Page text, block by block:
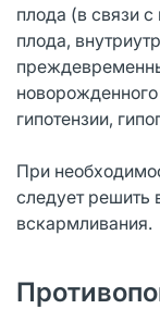
плода (в связи
плода,
гипотензии,
При
следует решить
вскармливания.